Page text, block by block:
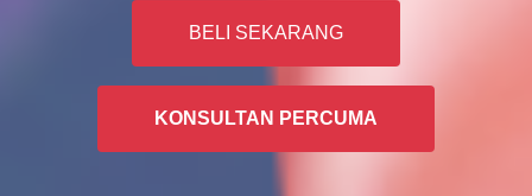
BELI SEKARANG
KONSULTAN PERCUMA